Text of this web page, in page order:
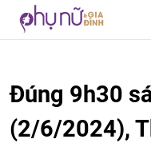
Đúng 9h30
(2/6/2024),